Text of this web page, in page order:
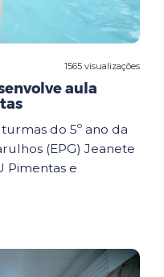
1565 visualizações
aula
do 5º ano da
(EPG) Jeanete
Pimentas e